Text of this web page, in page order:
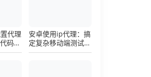
代理
码，
辑
安卓使用ip代理：搞
定复杂移动端测试环
境的超详细配置手册